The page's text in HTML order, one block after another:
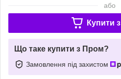
або
Купити з
Що таке купити з Пром?
Замовлення під захистом